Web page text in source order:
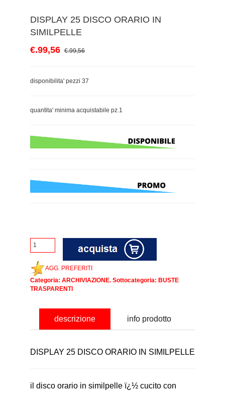
DISPLAY 25 DISCO ORARIO IN
SIMILPELLE
€.99,56 €.99,56
disponibilita' pezzi 37
quantita' minima acquistabile pz.1
AGG. PREFERITI
Categoria: ARCHIVIAZIONE. Sottocategoria: BUSTE
TRASPARENTI
descrizione info prodotto
DISPLAY 25 DISCO ORARIO IN SIMILPELLE
il disco orario in similpelle ï¿½ cucito con